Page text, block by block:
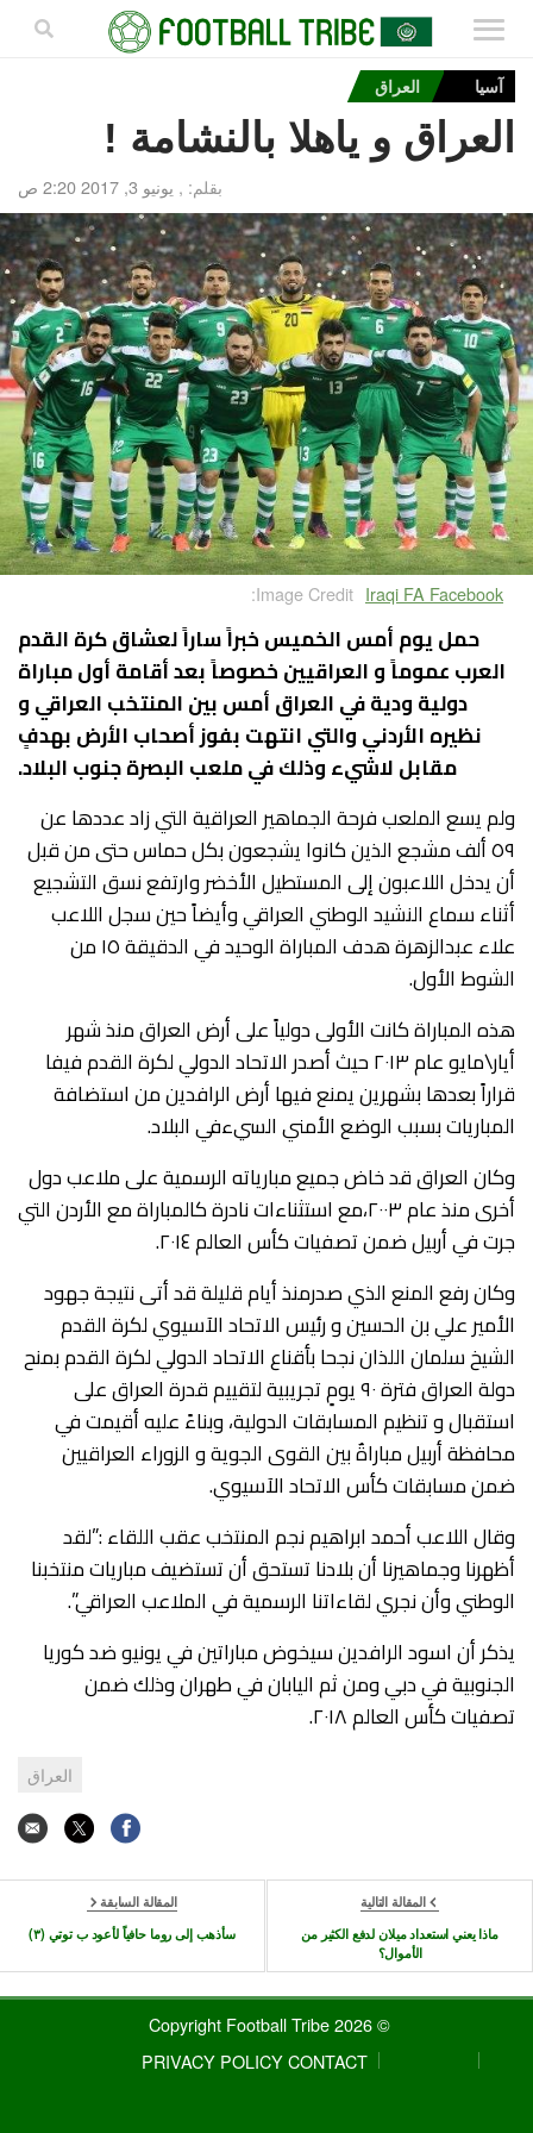
آسيا العراق
العراق و ياهلا بالنشامة !
بقلم: , يونيو 3, 2017 2:20 ص
Image Credit: Iraqi FA Facebook
حمل يوم أمس الخميس خبراً ساراً لعشاق كرة القدم
العرب عموماً و العراقيين خصوصاً بعد أقامة أول مباراة
دولية ودية في العراق أمس بين المنتخب العراقي و
نظيره الأردني والتي انتهت بفوز أصحاب الأرض بهدفٍ
مقابل لاشيء وذلك في ملعب البصرة جنوب البلاد.
ولم يسع الملعب فرحة الجماهير العراقية التي زاد عددها عن
٥٩ ألف مشجع الذين كانوا يشجعون بكل حماس حتى من قبل
أن يدخل اللاعبون إلى المستطيل الأخضر وارتفع نسق التشجيع
أثناء سماع النشيد الوطني العراقي وأيضاً حين سجل اللاعب
علاء عبدالزهرة هدف المباراة الوحيد في الدقيقة ١٥ من
الشوط الأول.
هذه المباراة كانت الأولى دولياً على أرض العراق منذ شهر
أيار\مايو عام ٢٠١٣ حيث أصدر الاتحاد الدولي لكرة القدم فيفا
قراراً بعدها بشهرين يمنع فيها أرض الرافدين من استضافة
المباريات بسبب الوضع الأمني السيءفي البلاد.
وكان العراق قد خاض جميع مبارياته الرسمية على ملاعب دول
أخرى منذ عام ٢٠٠٣،مع استثناءات نادرة كالمباراة مع الأردن التي
جرت في أربيل ضمن تصفيات كأس العالم ٢٠١٤.
وكان رفع المنع الذي صدرمنذ أيام قليلة قد أتى نتيجة جهود
الأمير علي بن الحسين و رئيس الاتحاد الآسيوي لكرة القدم
الشيخ سلمان اللذان نجحا بأقناع الاتحاد الدولي لكرة القدم بمنح
دولة العراق فترة ٩٠ يومٍ تجريبية لتقييم قدرة العراق على
استقبال و تنظيم المسابقات الدولية، وبناءً عليه أقيمت في
محافظة أربيل مباراةٌ بين القوى الجوية و الزوراء العراقيين
ضمن مسابقات كأس الاتحاد الآسيوي.
وقال اللاعب أحمد ابراهيم نجم المنتخب عقب اللقاء :”لقد
أظهرنا وجماهيرنا أن بلادنا تستحق أن تستضيف مباريات منتخبنا
الوطني وأن نجري لقاءاتنا الرسمية في الملاعب العراقي”.
يذكر أن اسود الرافدين سيخوض مباراتين في يونيو ضد كوريا
الجنوبية في دبي ومن ثم اليابان في طهران وذلك ضمن
تصفيات كأس العالم ٢٠١٨.
العراق
المقالة التالية
ماذا يعني استعداد ميلان لدفع الكثير من
الأموال؟
المقالة السابقة
سأذهب إلى روما حافياً لأعود ب توتي (٣)
© 2026 Copyright Football Tribe
CONTACT
PRIVACY POLICY